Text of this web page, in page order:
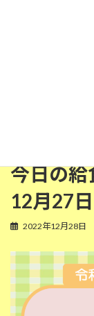
今日の給
12月27日
2022年12月28日